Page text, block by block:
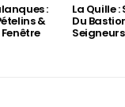
:
&
Fenêtre
La Quille :
Du